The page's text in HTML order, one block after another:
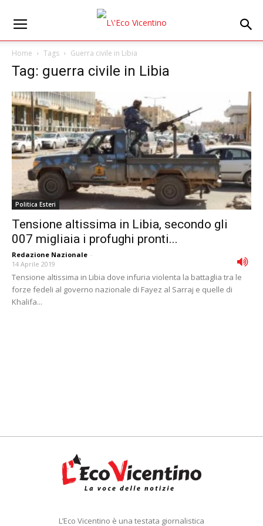
Home Tags Guerra civile in Libia
Tag: guerra civile in Libia
Politica Esteri
Tensione altissima in Libia, secondo gli
007 migliaia i profughi pronti...
Redazione Nazionale -
14 Aprile 2019
Tensione altissima in Libia dove infuria violenta la battaglia tra le
forze fedeli al governo nazionale di Fayez al Sarraj e quelle di
Khalifa...
L’Eco Vicentino è una testata giornalistica